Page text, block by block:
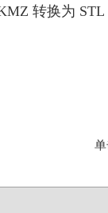
转换为 STL
单